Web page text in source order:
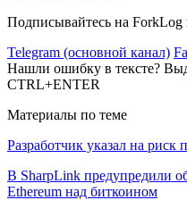
Подписывайтесь на ForkLog
Telegram (основной канал)
Нашли ошибку в тексте?
CTRL+ENTER
Материалы по теме
Разработчик указал на риск
В SharpLink предупредили
Ethereum над биткоином